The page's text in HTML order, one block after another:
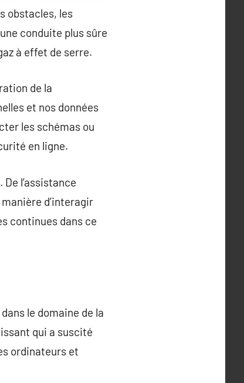
obstacles, les
conduite plus sûre
à effet de serre.
de la
et nos données
les schémas ou
en ligne.
l’assistance
d’interagir
continues dans ce
le domaine de la
qui a suscité
ordinateurs et